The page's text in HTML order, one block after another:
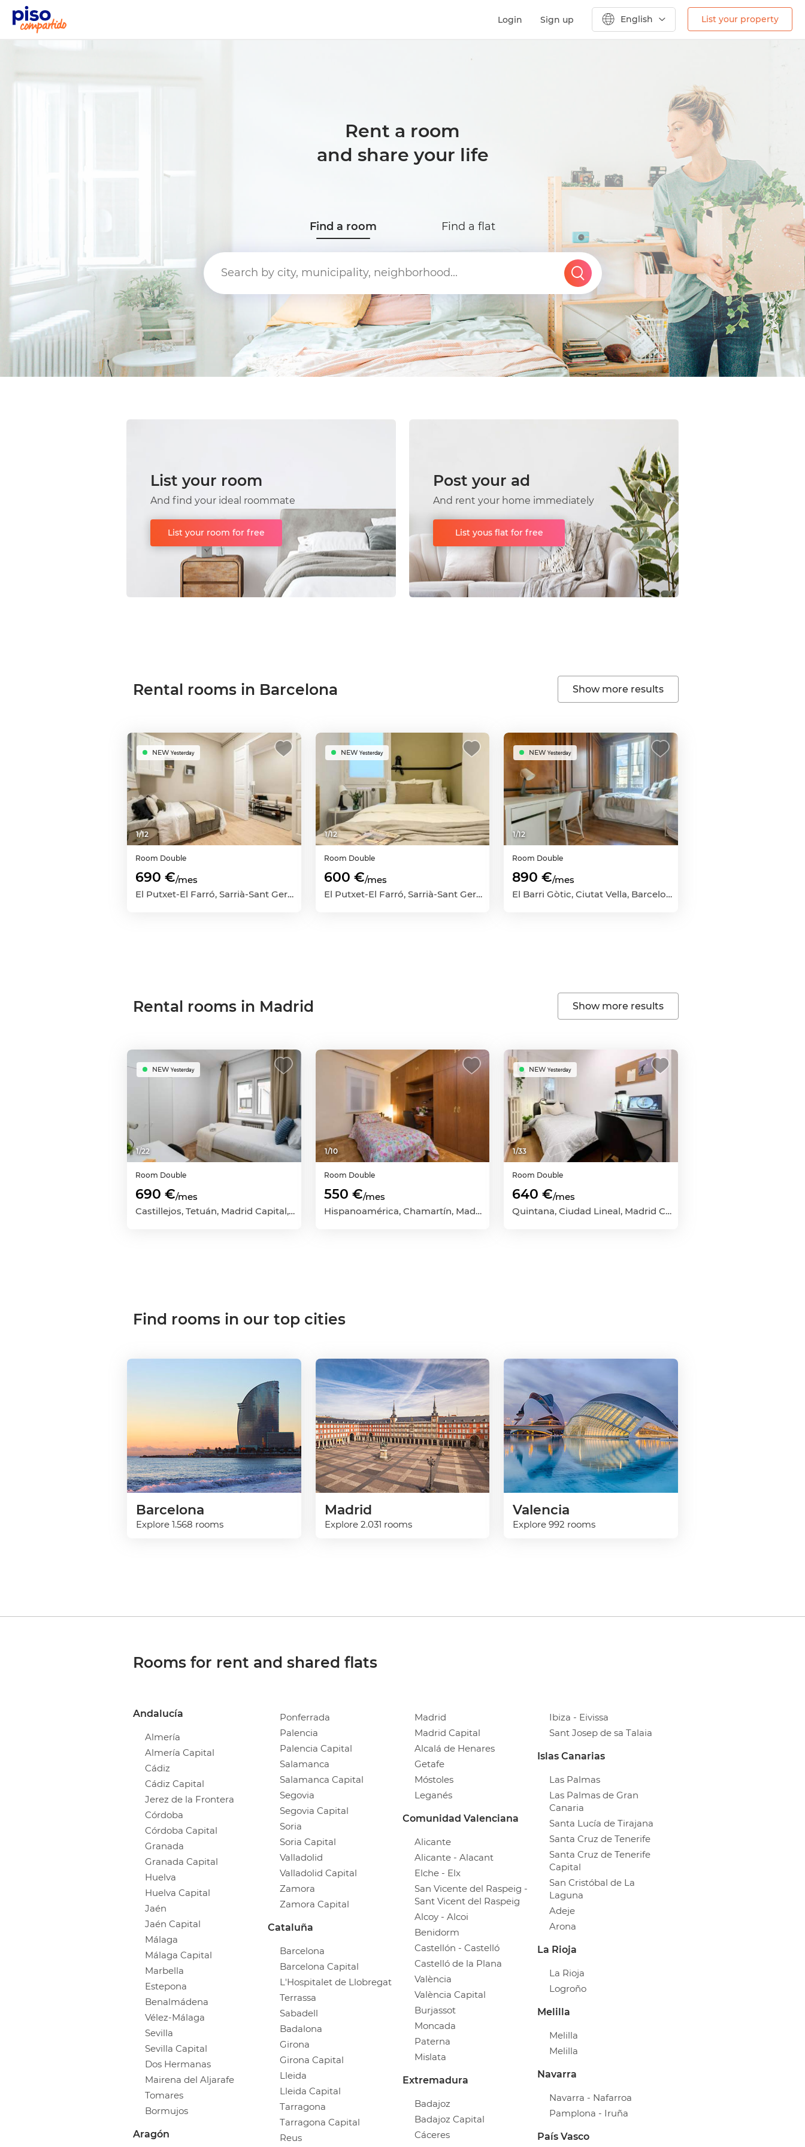
Login Sign up English List your property
Rent a room
and share your life
Find a room Find a flat
List your room
And find your ideal roommate
List your room for free
Post your ad
And rent your home immediately
List yous flat for free
Rental rooms in Barcelona Show more results
1/12
NEW Yesterday
Room Double
690 €/mes
El Putxet-El Farró, Sarrià-Sant Gervasi, Barcelona Capital, Barcelona
1/12
NEW Yesterday
Room Double
600 €/mes
El Putxet-El Farró, Sarrià-Sant Gervasi, Barcelona Capital, Barcelona
1/12
NEWYesterday
Room Double
890 €/mes
El Barri Gòtic, Ciutat Vella, Barcelona Capital, Barcelona
Rental rooms in Madrid Show more results
1/22
NEW Yesterday
Room Double
690 €/mes
Castillejos, Tetuán, Madrid Capital, Madrid
1/10
Room Double
550 €/mes
Hispanoamérica, Chamartín, Madrid Capital, Madrid
1/33
NEWYesterday
Room Double
640 €/mes
Quintana, Ciudad Lineal, Madrid Capital, Madrid
Find rooms in our top cities
Barcelona
Explore 1.568 rooms
Madrid
Explore 2.031 rooms
Valencia
Explore 992 rooms
Rooms for rent and shared flats
Andalucía
Almería
Almería Capital
Cádiz
Cádiz Capital
Jerez de la Frontera
Córdoba
Córdoba Capital
Granada
Granada Capital
Huelva
Huelva Capital
Jaén
Jaén Capital
Málaga
Málaga Capital
Marbella
Estepona
Benalmádena
Vélez-Málaga
Sevilla
Sevilla Capital
Dos Hermanas
Mairena del Aljarafe
Tomares
Bormujos
Aragón
Ponferrada
Palencia
Palencia Capital
Salamanca
Salamanca Capital
Segovia
Segovia Capital
Soria
Soria Capital
Valladolid
Valladolid Capital
Zamora
Zamora Capital
Cataluña
Barcelona
Barcelona Capital
L'Hospitalet de Llobregat
Terrassa
Sabadell
Badalona
Girona
Girona Capital
Lleida
Lleida Capital
Tarragona
Tarragona Capital
Reus
Madrid
Madrid Capital
Alcalá de Henares
Getafe
Móstoles
Leganés
Comunidad Valenciana
Alicante
Alicante - Alacant
Elche - Elx
San Vicente del Raspeig -
Sant Vicent del Raspeig
Alcoy - Alcoi
Benidorm
Castellón - Castelló
Castelló de la Plana
València
València Capital
Burjassot
Moncada
Paterna
Mislata
Extremadura
Badajoz
Badajoz Capital
Cáceres
Ibiza - Eivissa
Sant Josep de sa Talaia
Islas Canarias
Las Palmas
Las Palmas de Gran
Canaria
Santa Lucía de Tirajana
Santa Cruz de Tenerife
Santa Cruz de Tenerife
Capital
San Cristóbal de La
Laguna
Adeje
Arona
La Rioja
La Rioja
Logroño
Melilla
Melilla
Melilla
Navarra
Navarra - Nafarroa
Pamplona - Iruña
País Vasco